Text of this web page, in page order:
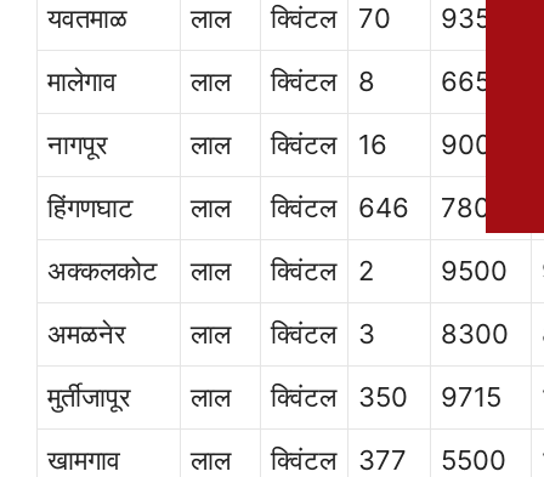
यवतमाळ
लाल क्विंटल 70 9350
मालेगाव
लाल क्विंटल 8 6650
नागपूर
लाल क्विंटल 16 9000
हिंगणघाट
लाल क्विंटल 646 7800
अक्कलकोट
लाल क्विंटल 2 9500
अमळनेर
लाल क्विंटल 3 8300
मुर्तीजापूर
लाल क्विंटल 350 9715
खामगाव
लाल क्विंटल 377 5500